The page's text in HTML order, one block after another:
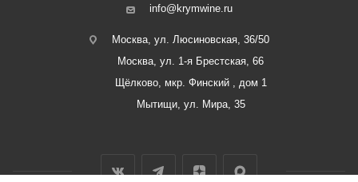
info@krymwine.ru
Москва, ул. Люсиновская, 36/50
Москва, ул. 1-я Брестская, 66
Щёлково, мкр. Финский , дом 1
Мытищи, ул. Мира, 35